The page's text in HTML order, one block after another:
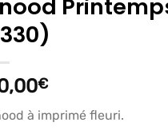
€
à imprimé fleuri.